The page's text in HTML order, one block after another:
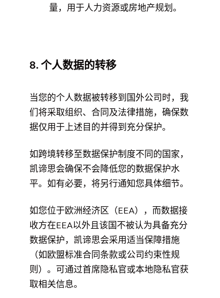
量，用于人力资源或房地产规划。
8. 个人数据的转移
当您的个人数据被转移到国外公司时，我
们将采取组织、合同及法律措施，确保数
据仅用于上述目的并得到充分保护。
如跨境转移至数据保护制度不同的国家，
凯谛思会确保不会降低您的数据保护水
平。如有必要，将另行通知您具体细节。
如您位于欧洲经济区（EEA），而数据接
收方在EEA以外且该国不被认为具备充分
数据保护，凯谛思会采用适当保障措施
（如欧盟标准合同条款或公司约束性规
则）。可通过首席隐私官或本地隐私官获
取相关信息。